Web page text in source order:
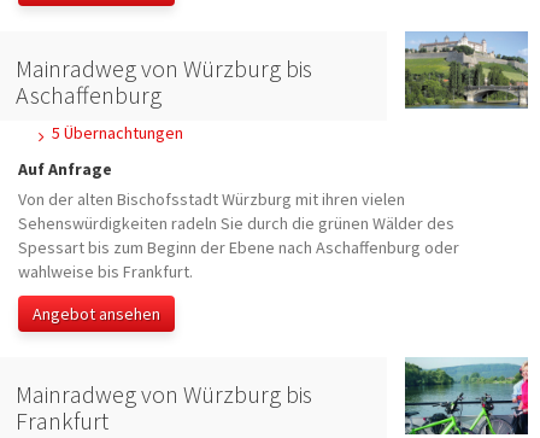
Mainradweg von Würzburg bis
Aschaffenburg
5 Übernachtungen
Auf Anfrage
Von der alten Bischofsstadt Würzburg mit ihren vielen
Sehenswürdigkeiten radeln Sie durch die grünen Wälder des
Spessart bis zum Beginn der Ebene nach Aschaffenburg oder
wahlweise bis Frankfurt.
Angebot ansehen
Mainradweg von Würzburg bis
Frankfurt